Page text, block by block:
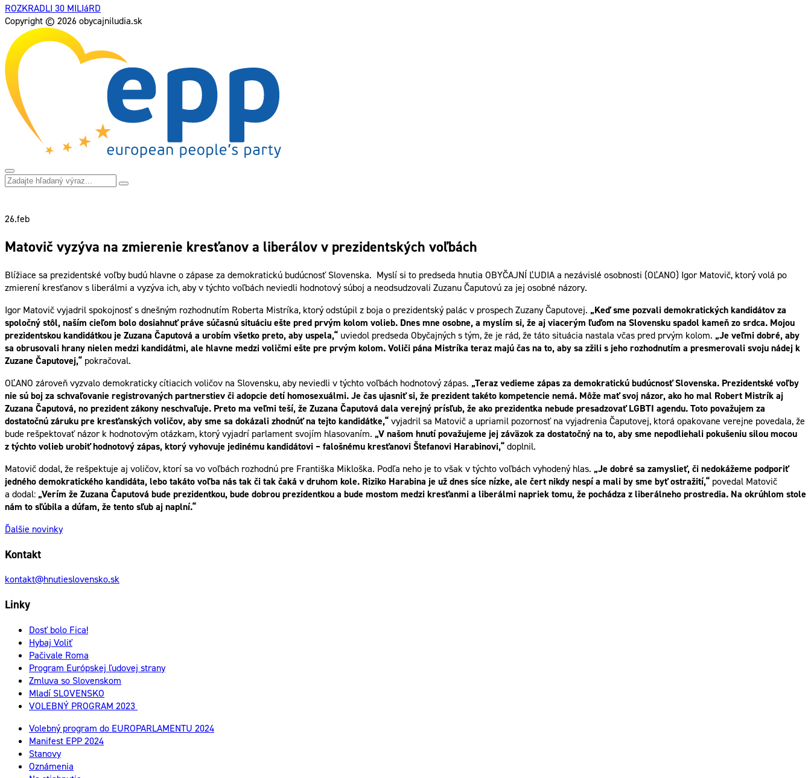
ROZKRADLI 30 MILIáRD
Copyright © 2026 obycajniludia.sk
26.feb
Matovič vyzýva na zmierenie kresťanov a liberálov v prezidentských voľbách
Blížiace sa prezidentské voľby budú hlavne o zápase za demokratickú budúcnosť Slovenska. Myslí si to predseda hnutia OBYČAJNÍ ĽUDIA a nezávislé osobnosti (OĽANO) Igor Matovič, ktorý volá po
zmierení kresťanov s liberálmi a vyzýva ich, aby v týchto voľbách neviedli hodnotový súboj a neodsudzovali Zuzanu Čaputovú za jej osobné názory.
Igor Matovič vyjadril spokojnosť s dnešným rozhodnutím Roberta Mistríka, ktorý odstúpil z boja o prezidentský palác v prospech Zuzany Čaputovej. „Keď sme pozvali demokratických kandidátov za
spoločný stôl, naším cieľom bolo dosiahnuť práve súčasnú situáciu ešte pred prvým kolom volieb. Dnes mne osobne, a myslím si, že aj viacerým ľuďom na Slovensku spadol kameň zo srdca. Mojou
prezidentskou kandidátkou je Zuzana Čaputová a urobím všetko preto, aby uspela,“ uviedol predseda Obyčajných s tým, že je rád, že táto situácia nastala včas pred prvým kolom. „Je veľmi dobré, aby
sa obrusovali hrany nielen medzi kandidátmi, ale hlavne medzi voličmi ešte pre prvým kolom. Voliči pána Mistríka teraz majú čas na to, aby sa zžili s jeho rozhodnutím a presmerovali svoju nádej k
Zuzane Čaputovej,“ pokračoval.
OĽANO zároveň vyzvalo demokraticky cítiacich voličov na Slovensku, aby neviedli v týchto voľbách hodnotový zápas. „Teraz vedieme zápas za demokratickú budúcnosť Slovenska. Prezidentské voľby
nie sú boj za schvaľovanie registrovaných partnerstiev či adopcie detí homosexuálmi. Je čas ujasniť si, že prezident takéto kompetencie nemá. Môže mať svoj názor, ako ho mal Robert Mistrík aj
Zuzana Čaputová, no prezident zákony neschvaľuje. Preto ma veľmi teší, že Zuzana Čaputová dala verejný prísľub, že ako prezidentka nebude presadzovať LGBTI agendu.Toto považujem za
dostatočnú záruku pre kresťanských voličov, aby sme sa dokázali zhodnúť na tejto kandidátke,“vyjadril sa Matovič a upriamil pozornosť na vyjadrenia Čaputovej, ktorá opakovane verejne povedala, že
bude rešpektovať názor k hodnotovým otázkam, ktorý vyjadrí parlament svojím hlasovaním. „V našom hnutí považujeme jej záväzok za dostatočný na to, aby sme nepodliehali pokušeniu silou mocou
z týchto volieb urobiť hodnotový zápas, ktorý vyhovuje jedinému kandidátovi – falošnému kresťanovi Štefanovi Harabinovi,“doplnil.
Matovič dodal, že rešpektuje aj voličov, ktorí sa vo voľbách rozhodnú pre Františka Mikloška. Podľa neho je to však v týchto voľbách vyhodený hlas. „Je dobré sa zamyslieť, či nedokážeme podporiť
jedného demokratického kandidáta, lebo takáto voľba nás tak či tak čaká v druhom kole. Riziko Harabina je už dnes síce nízke, ale čert nikdy nespí a mali by sme byť ostražití,“ povedal Matovič
a dodal: „Verím že Zuzana Čaputová bude prezidentkou, bude dobrou prezidentkou a bude mostom medzi kresťanmi a liberálmi napriek tomu, že pochádza z liberálneho prostredia. Na okrúhlom stole
nám to sľúbila a dúfam, že tento sľub aj naplní.“
Ďalšie novinky
Kontakt
kontakt@hnutieslovensko.sk
Linky
Dosť bolo Fica!
Hybaj Voliť
Pačivale Roma
Program Európskej ľudovej strany
Zmluva so Slovenskom
Mladí SLOVENSKO
VOLEBNÝ PROGRAM 2023
Volebný program do EUROPARLAMENTU 2024
Manifest EPP 2024
Stanovy
Oznámenia